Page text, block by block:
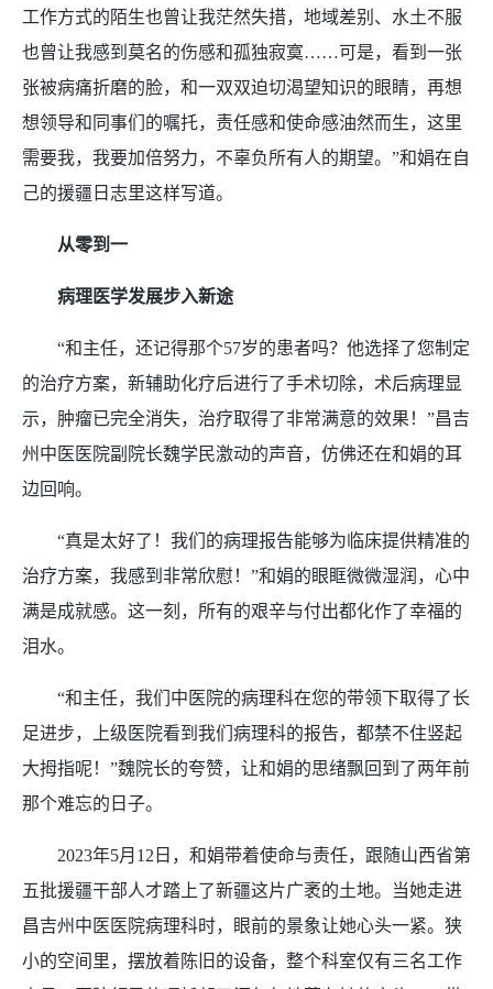
工作方式的陌生也曾让我茫然失措，地域差别、水土不服
也曾让我感到莫名的伤感和孤独寂寞……可是，看到一张
张被病痛折磨的脸，和一双双迫切渴望知识的眼睛，再想
想领导和同事们的嘱托，责任感和使命感油然而生，这里
需要我，我要加倍努力，不辜负所有人的期望。”和娟在自
己的援疆日志里这样写道。
从零到一
病理医学发展步入新途
“和主任，还记得那个57岁的患者吗？他选择了您制定
的治疗方案，新辅助化疗后进行了手术切除，术后病理显
示，肿瘤已完全消失，治疗取得了非常满意的效果！”昌吉
州中医医院副院长魏学民激动的声音，仿佛还在和娟的耳
边回响。
“真是太好了！我们的病理报告能够为临床提供精准的
治疗方案，我感到非常欣慰！”和娟的眼眶微微湿润，心中
满是成就感。这一刻，所有的艰辛与付出都化作了幸福的
泪水。
“和主任，我们中医院的病理科在您的带领下取得了长
足进步，上级医院看到我们病理科的报告，都禁不住竖起
大拇指呢！”魏院长的夸赞，让和娟的思绪飘回到了两年前
那个难忘的日子。
2023年5月12日，和娟带着使命与责任，跟随山西省第
五批援疆干部人才踏上了新疆这片广袤的土地。当她走进
昌吉州中医医院病理科时，眼前的景象让她心头一紧。狭
小的空间里，摆放着陈旧的设备，整个科室仅有三名工作